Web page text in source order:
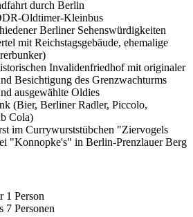
durch Berlin
Oldtimer-Kleinbus
Berliner Sehenswürdigkeiten
mit Reichstagsgebäude, ehemalige
Invalidenfriedhof mit originaler
Besichtigung des Grenzwachturms
ausgewählte Oldies
(Bier, Berliner Radler, Piccolo,
Cola)
im Currywurststübchen "Ziervogels
"Konnopke's" in Berlin-Prenzlauer Berg
1 Person
7 Personen